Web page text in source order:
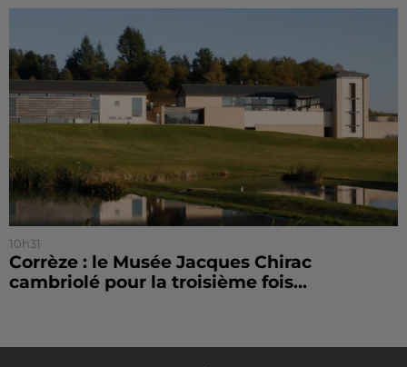
10h31
Corrèze : le Musée Jacques Chirac
cambriolé pour la troisième fois...